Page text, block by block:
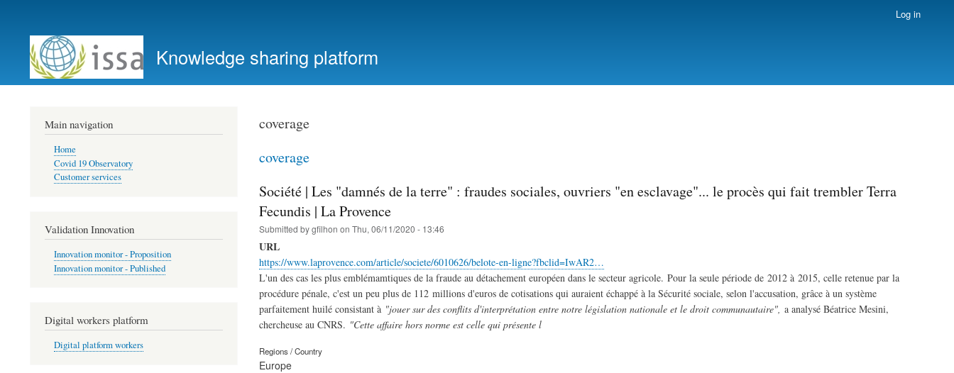
account
menu
Log in
Knowledge sharing platform
coverage
coverage
Société | Les "damnés de la terre" : fraudes sociales, ouvriers "en esclavage"... le procès qui fait trembler Terra
Fecundis | La Provence
Submitted bygfilhon on Thu, 06/11/2020 - 13:46
URL
https://www.laprovence.com/article/societe/6010626/belote-en-ligne?fbclid=IwAR2…
L'un des cas les plus emblémamtiques de la fraude au détachement européen dans le secteur agricole. Pour la seule période de 2012 à 2015, celle retenue par la
procédure pénale, c'est un peu plus de 112 millions d'euros de cotisations qui auraient échappé à la Sécurité sociale, selon l'accusation, grâce à un système
parfaitement huilé consistant à "jouer sur des conflits d'interprétation entre notre législation nationale et le droit communautaire", a analysé Béatrice Mesini,
chercheuse au CNRS. "Cette affaire hors norme est celle qui présente l
Regions / Country
Europe
Main navigation
Home
Covid 19 Observatory
Customer services
Validation Innovation
Innovation monitor - Proposition
Innovation monitor - Published
Digital workers platform
Digital platform workers